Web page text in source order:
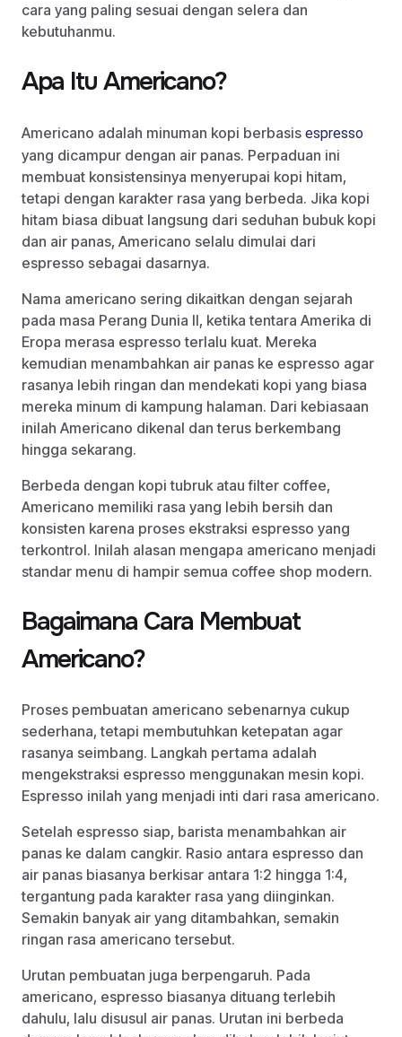
cara yang paling sesuai dengan selera dan
kebutuhanmu.
Apa Itu Americano?
Americano adalah minuman kopi berbasis espresso
yang dicampur dengan air panas. Perpaduan ini
membuat konsistensinya menyerupai kopi hitam,
tetapi dengan karakter rasa yang berbeda. Jika kopi
hitam biasa dibuat langsung dari seduhan bubuk kopi
dan air panas, Americano selalu dimulai dari
espresso sebagai dasarnya.
Nama americano sering dikaitkan dengan sejarah
pada masa Perang Dunia II, ketika tentara Amerika di
Eropa merasa espresso terlalu kuat. Mereka
kemudian menambahkan air panas ke espresso agar
rasanya lebih ringan dan mendekati kopi yang biasa
mereka minum di kampung halaman. Dari kebiasaan
inilah Americano dikenal dan terus berkembang
hingga sekarang.
Berbeda dengan kopi tubruk atau filter coffee,
Americano memiliki rasa yang lebih bersih dan
konsisten karena proses ekstraksi espresso yang
terkontrol. Inilah alasan mengapa americano menjadi
standar menu di hampir semua coffee shop modern.
Bagaimana Cara Membuat
Americano?
Proses pembuatan americano sebenarnya cukup
sederhana, tetapi membutuhkan ketepatan agar
rasanya seimbang. Langkah pertama adalah
mengekstraksi espresso menggunakan mesin kopi.
Espresso inilah yang menjadi inti dari rasa americano.
Setelah espresso siap, barista menambahkan air
panas ke dalam cangkir. Rasio antara espresso dan
air panas biasanya berkisar antara 1:2 hingga 1:4,
tergantung pada karakter rasa yang diinginkan.
Semakin banyak air yang ditambahkan, semakin
ringan rasa americano tersebut.
Urutan pembuatan juga berpengaruh. Pada
americano, espresso biasanya dituang terlebih
dahulu, lalu disusul air panas. Urutan ini berbeda